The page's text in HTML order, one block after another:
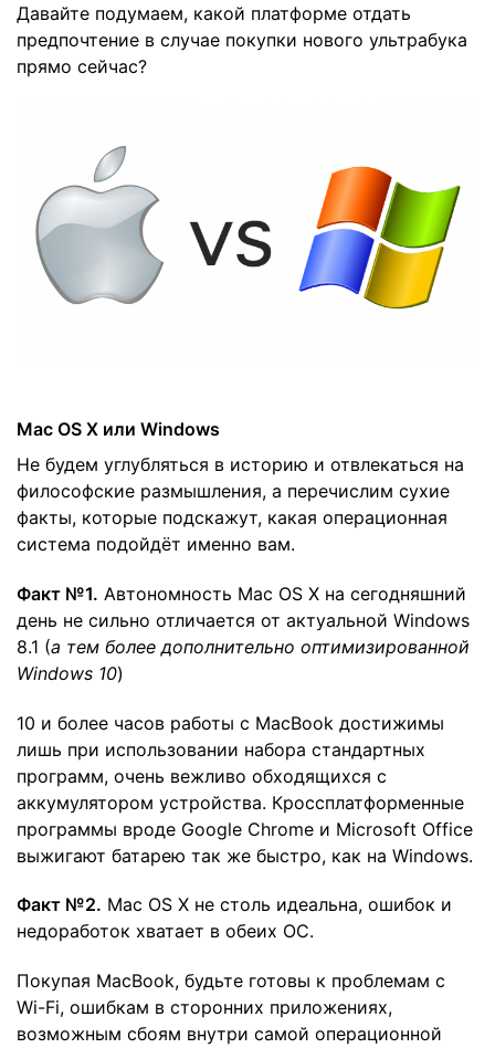
Давайте подумаем, какой платформе отдать
предпочтение в случае покупки нового ультрабука
прямо сейчас?
Mac OS X или Windows
Не будем углубляться в историю и отвлекаться на
философские размышления, а перечислим сухие
факты, которые подскажут, какая операционная
система подойдёт именно вам.
Факт №1. Автономность Mac OS X на сегодняшний
день не сильно отличается от актуальной Windows
8.1 (а тем более дополнительно оптимизированной
Windows 10)
10 и более часов работы с MacBook достижимы
лишь при использовании набора стандартных
программ, очень вежливо обходящихся с
аккумулятором устройства. Кроссплатформенные
программы вроде Google Chrome и Microsoft Office
выжигают батарею так же быстро, как на Windows.
Факт №2. Mac OS X не столь идеальна, ошибок и
недоработок хватает в обеих ОС.
Покупая MacBook, будьте готовы к проблемам с
Wi-Fi, ошибкам в сторонних приложениях,
возможным сбоям внутри самой операционной